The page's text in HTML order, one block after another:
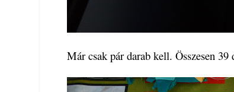
Már csak pár darab kell. Összesen 39